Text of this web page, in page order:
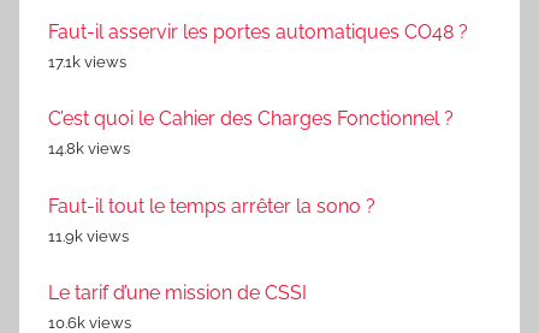
Faut-il asservir les portes automatiques CO48 ?
17.1k views
C’est quoi le Cahier des Charges Fonctionnel ?
14.8k views
Faut-il tout le temps arrêter la sono ?
11.9k views
Le tarif d’une mission de CSSI
10.6k views